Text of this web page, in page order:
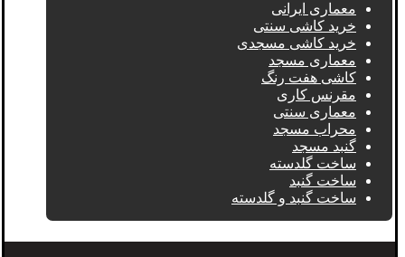
معماری ایرانی
خرید کاشی سنتی
خرید کاشی مسجدی
معماری مسجد
کاشی هفت رنگ
مقرنس کاری
معماری سنتی
محراب مسجد
گنبد مسجد
ساخت گلدسته
ساخت گنبد
ساخت گنبد و گلدسته